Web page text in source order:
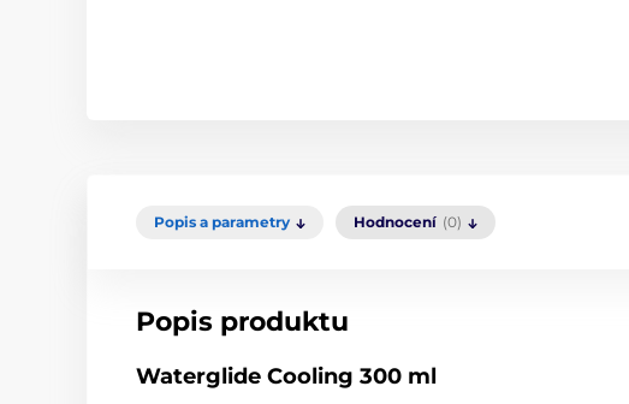
Popis a parametry Hodnocení (0)
Popis produktu
Waterglide Cooling 300 ml